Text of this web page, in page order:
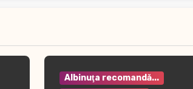
Albinuţa recomandă...